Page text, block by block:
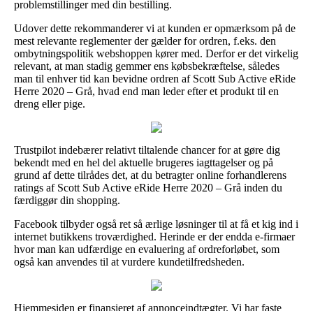
problemstillinger med din bestilling.
Udover dette rekommanderer vi at kunden er opmærksom på de
mest relevante reglementer der gælder for ordren, f.eks. den
ombytningspolitik webshoppen kører med. Derfor er det virkelig
relevant, at man stadig gemmer ens købsbekræftelse, således
man til enhver tid kan bevidne ordren af Scott Sub Active eRide
Herre 2020 – Grå, hvad end man leder efter et produkt til en
dreng eller pige.
Trustpilot indebærer relativt tiltalende chancer for at gøre dig
bekendt med en hel del aktuelle brugeres iagttagelser og på
grund af dette tilrådes det, at du betragter online forhandlerens
ratings af Scott Sub Active eRide Herre 2020 – Grå inden du
færdiggør din shopping.
Facebook tilbyder også ret så ærlige løsninger til at få et kig ind i
internet butikkens troværdighed. Herinde er der endda e-firmaer
hvor man kan udfærdige en evaluering af ordreforløbet, som
også kan anvendes til at vurdere kundetilfredsheden.
Hjemmesiden er finansieret af annonceindtægter. Vi har faste